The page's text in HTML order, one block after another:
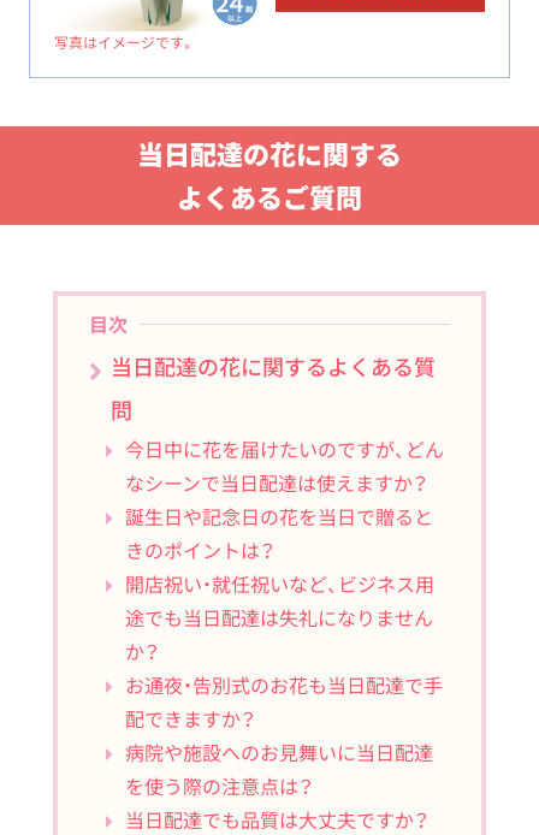
写真はイメージです。
当日配達の花に関する
よくあるご質問
目次
当日配達の花に関するよくある質
問
今日中に花を届けたいのですが、どん
なシーンで当日配達は使えますか？
誕生日や記念日の花を当日で贈ると
きのポイントは？
開店祝い・就任祝いなど、ビジネス用
途でも当日配達は失礼になりません
か？
お通夜・告別式のお花も当日配達で手
配できますか？
病院や施設へのお見舞いに当日配達
を使う際の注意点は？
当日配達でも品質は大丈夫ですか？